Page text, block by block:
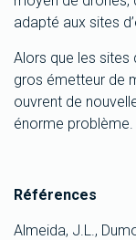
adapté aux sites
Alors que les sites
gros émetteur de
ouvrent de
énorme problème.
Références
Almeida, J.L.,